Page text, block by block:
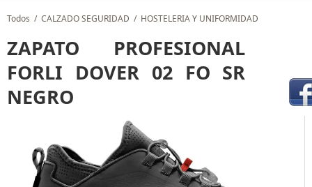
Todos / CALZADO SEGURIDAD / HOSTELERIA Y UNIFORMIDAD
ZAPATO PROFESIONAL
FORLI DOVER 02 FO SR
NEGRO